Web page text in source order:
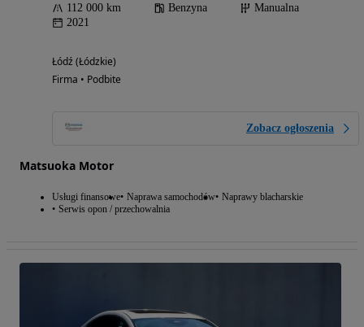
112 000 km Benzyna
Manualna
2021
Łódź (Łódzkie)
Firma • Podbite
Zobacz ogłoszenia
Matsuoka Motor
Usługi finansowe Naprawa samochodów Naprawy blacharskie
Serwis opon / przechowalnia